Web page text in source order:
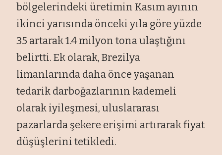
bölgelerindeki üretimin Kasım ayının
ikinci yarısında önceki yıla göre yüzde
35 artarak 1.4 milyon tona ulaştığını
belirtti. Ek olarak, Brezilya
limanlarında daha önce yaşanan
tedarik darboğazlarının kademeli
olarak iyileşmesi, uluslararası
pazarlarda şekere erişimi artırarak fiyat
düşüşlerini tetikledi.